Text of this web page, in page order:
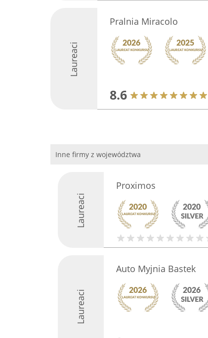
Laureaci
Pralnia Miracolo
8.6
Inne firmy z województwa
Laureaci
Proximos
Laureaci
Auto Myjnia Bastek